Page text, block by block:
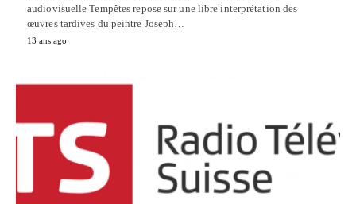
audiovisuelle Tempêtes repose sur une libre interprétation des
œuvres tardives du peintre Joseph…
13 ans ago